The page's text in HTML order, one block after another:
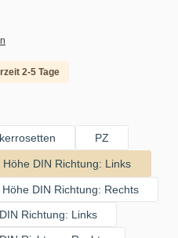
2-5 Tage
PZ
DIN Richtung: Links
DIN Richtung: Rechts
Richtung: Links